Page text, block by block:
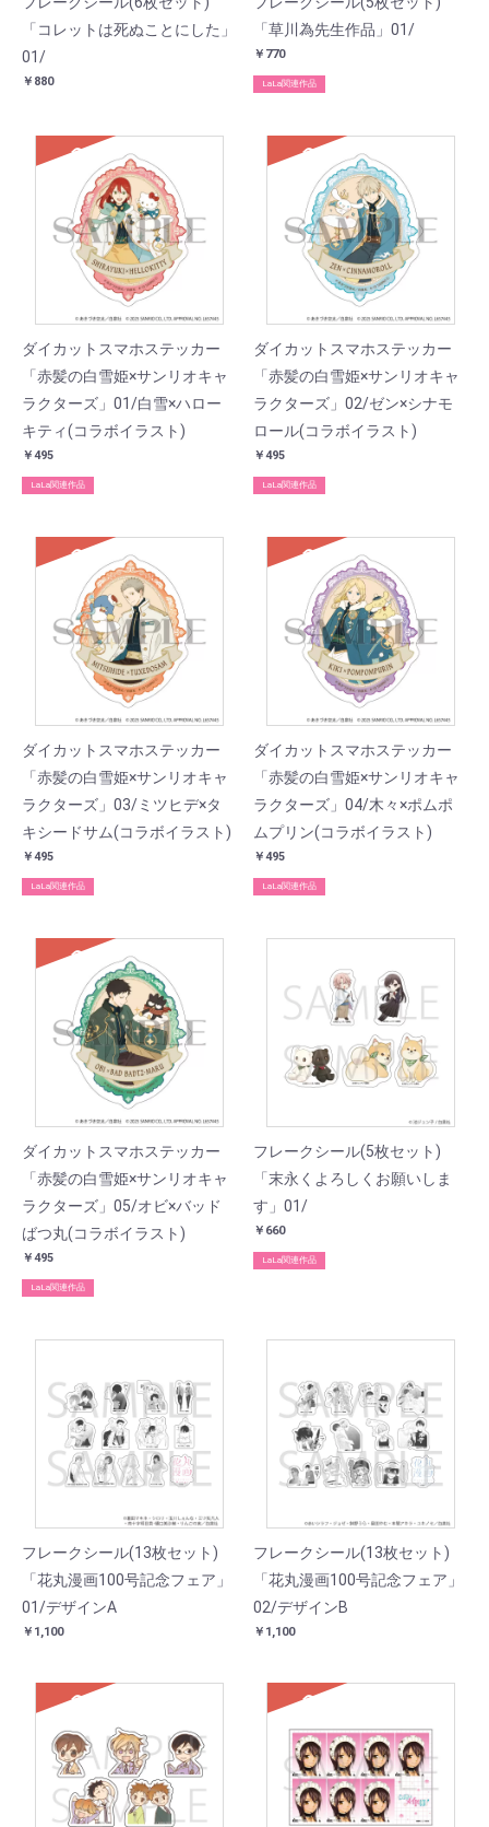
「コレットは死ぬことにした」
01/
￥880
「草川為先生作品」01/
￥770
LaLa関連作品
SOLD
ダイカットスマホステッカー
「赤髪の白雪姫×サンリオキャ
ラクターズ」01/白雪×ハロー
キティ(コラボイラスト)
￥495
LaLa関連作品
SOLD
ダイカットスマホステッカー
「赤髪の白雪姫×サンリオキャ
ラクターズ」02/ゼン×シナモ
ロール(コラボイラスト)
￥495
LaLa関連作品
SOLD
ダイカットスマホステッカー
「赤髪の白雪姫×サンリオキャ
ラクターズ」03/ミツヒデ×タ
キシードサム(コラボイラスト)
￥495
LaLa関連作品
SOLD
ダイカットスマホステッカー
「赤髪の白雪姫×サンリオキャ
ラクターズ」04/木々×ポムポ
ムプリン(コラボイラスト)
￥495
LaLa関連作品
SOLD
ダイカットスマホステッカー
「赤髪の白雪姫×サンリオキャ
ラクターズ」05/オビ×バッド
ばつ丸(コラボイラスト)
￥495
LaLa関連作品
フレークシール(5枚セット)
「末永くよろしくお願いしま
す」01/
￥660
LaLa関連作品
フレークシール(13枚セット)
「花丸漫画100号記念フェア」
01/デザインA
￥1,100
フレークシール(13枚セット)
「花丸漫画100号記念フェア」
02/デザインB
￥1,100
SOLD SOLD